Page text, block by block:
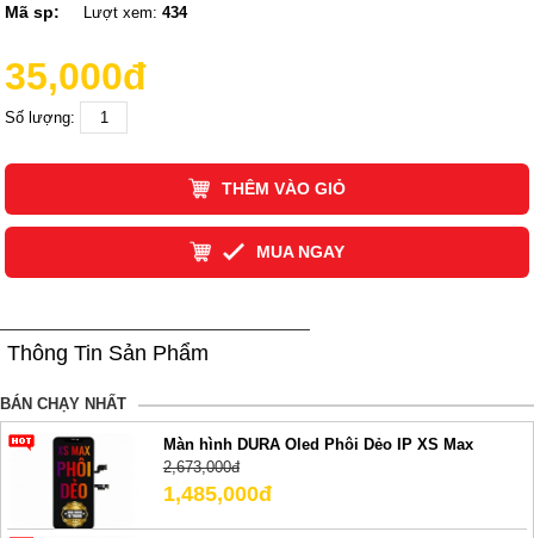
Mã sp: Lượt xem:434
35,000đ
Số lượng:
THÊM VÀO GIỎ
MUA NGAY
Thông Tin Sản Phẩm
BÁN CHẠY NHẤT
Màn hình DURA Oled Phôi Dẻo IP XS Max
2,673,000đ
1,485,000đ